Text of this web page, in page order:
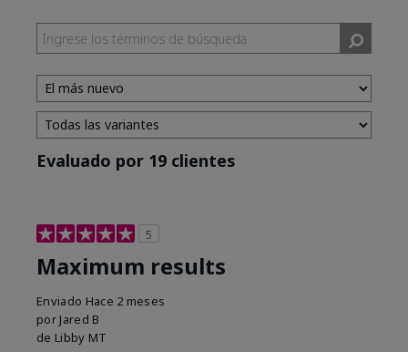
Evaluado por 19 clientes
5
Maximum results
Enviado Hace 2 meses
por Jared B
de Libby MT